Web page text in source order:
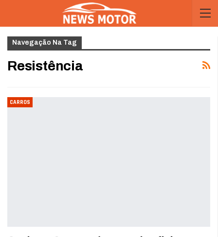
Navegação Na Tag
Resistência
CARROS